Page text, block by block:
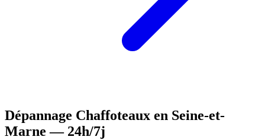
Dépannage Chaffoteaux en Seine-et-
Marne — 24h/7j